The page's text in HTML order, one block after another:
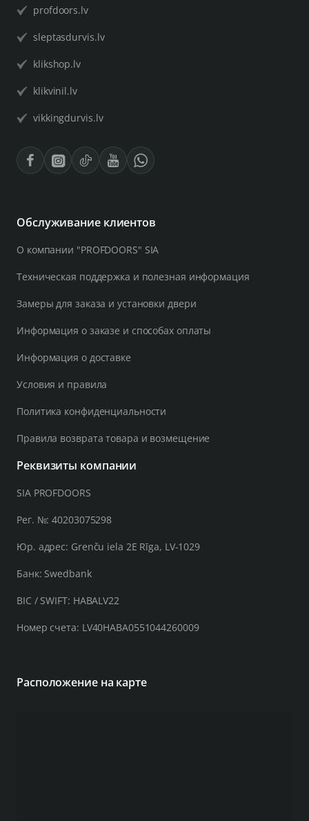
profdoors.lv
sleptasdurvis.lv
klikshop.lv
klikvinil.lv
vikkingdurvis.lv
Обслуживание клиентов
О компании "PROFDOORS" SIA
Техническая поддержка и полезная информация
Замеры для заказа и установки двери
Информация о заказе и способах оплаты
Информация о доставке
Условия и правила
Политика конфиденциальности
Правила возврата товара и возмещение
Реквизиты компании
SIA PROFDOORS
Рег. №: 40203075298
Юр. адрес: Grenču iela 2E Rīga, LV-1029
Банк: Swedbank
BIC / SWIFT: HABALV22
Номер счета: LV40HABA0551044260009
Расположение на карте